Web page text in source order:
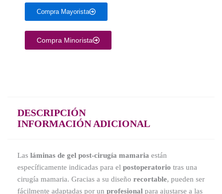
Compra Mayorista
Compra Minorista
DESCRIPCIÓN
INFORMACIÓN ADICIONAL
Las láminas de gel post-cirugía mamaria están
específicamente indicadas para el postoperatorio tras una
cirugía mamaria. Gracias a su diseño recortable, pueden ser
fácilmente adaptadas por un profesional para ajustarse a las